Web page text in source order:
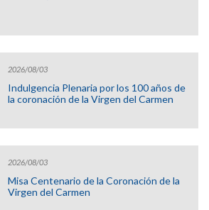
2026/08/03
Indulgencia Plenaria por los 100 años de
la coronación de la Virgen del Carmen
2026/08/03
Misa Centenario de la Coronación de la
Virgen del Carmen